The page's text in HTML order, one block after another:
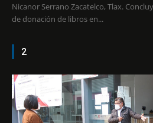
Nicanor Serrano Zacatelco, Tlax. Concluyó con gran éxito la campaña
de donación de libros en...
2